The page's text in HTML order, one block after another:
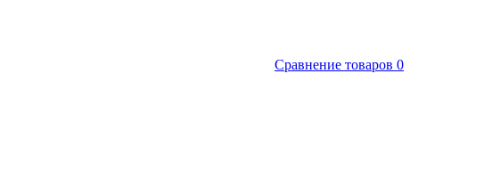
Сравнение товаров 0